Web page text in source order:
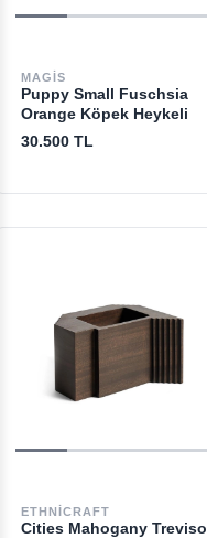
MAGIS
Puppy Small Fuschsia
Orange Köpek Heykeli
30.500 TL
ETHNICRAFT
Cities Mahogany Treviso